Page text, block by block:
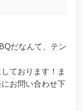
だなんて、テン
ております！ま
お問い合わせ下